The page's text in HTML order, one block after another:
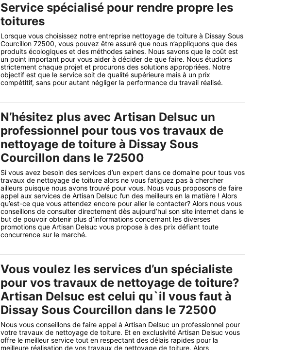
Service spécialisé pour rendre propre les
toitures
Lorsque vous choisissez notre entreprise nettoyage de toiture à Dissay Sous
Courcillon 72500, vous pouvez être assuré que nous n’appliquons que des
produits écologiques et des méthodes saines. Nous savons que le coût est
un point important pour vous aider à décider de que faire. Nous étudions
strictement chaque projet et procurons des solutions appropriées. Notre
objectif est que le service soit de qualité supérieure mais à un prix
compétitif, sans pour autant négliger la performance du travail réalisé.
N’hésitez plus avec Artisan Delsuc un
professionnel pour tous vos travaux de
nettoyage de toiture à Dissay Sous
Courcillon dans le 72500
Si vous avez besoin des services d’un expert dans ce domaine pour tous vos
travaux de nettoyage de toiture alors ne vous fatiguez pas à chercher
ailleurs puisque nous avons trouvé pour vous. Nous vous proposons de faire
appel aux services de Artisan Delsuc l’un des meilleurs en la matière ! Alors
qu’est-ce que vous attendez encore pour aller le contacter? Alors nous vous
conseillons de consulter directement dès aujourd’hui son site internet dans le
but de pouvoir obtenir plus d’informations concernant les diverses
promotions que Artisan Delsuc vous propose à des prix défiant toute
concurrence sur le marché.
Vous voulez les services d’un spécialiste
pour vos travaux de nettoyage de toiture?
Artisan Delsuc est celui qu`il vous faut à
Dissay Sous Courcillon dans le 72500
Nous vous conseillons de faire appel à Artisan Delsuc un professionnel pour
votre travaux de nettoyage de toiture. Et en exclusivité Artisan Delsuc vous
offre le meilleur service tout en respectant des délais rapides pour la
meilleure réalisation de vos travaux de nettoyage de toiture. Alors